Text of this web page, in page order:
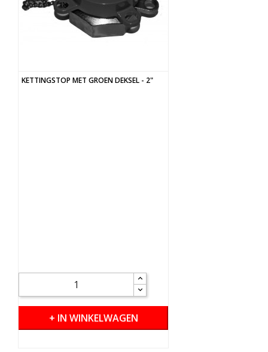
KETTINGSTOP MET GROEN DEKSEL - 2"
+ IN WINKELWAGEN